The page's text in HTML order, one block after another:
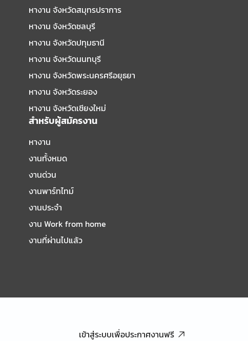
หางาน จังหวัดสมุทรปราการ
หางาน จังหวัดชลบุรี
หางาน จังหวัดปทุมธานี
หางาน จังหวัดนนทบุรี
หางาน จังหวัดพระนครศรีอยุธยา
หางาน จังหวัดระยอง
หางาน จังหวัดเชียงใหม่
สำหรับผู้สมัครงาน
หางาน
งานทั้งหมด
งานด่วน
งานพาร์ทไทม์
งานประจำ
งาน Work from home
งานที่ผ่านไปแล้ว
เข้าสู่ระบบเพื่อประกาศงานฟรี